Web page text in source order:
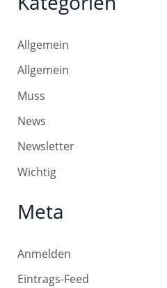
Allgemein
Allgemein
Muss
News
Newsletter
Wichtig
Meta
Anmelden
Eintrags-Feed